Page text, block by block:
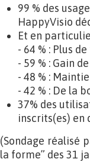
99 % des
HappyVisio
Et en
- 64 % : Plus
- 59 % : Gain
- 48 % :
- 42 % : De la
37% des
inscrits(es) en
(Sondage réalisé
la forme” des 31